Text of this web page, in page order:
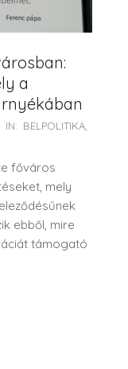
a
IN: BELPOLITIKA,
főváros
mely
ebből, mire
támogató